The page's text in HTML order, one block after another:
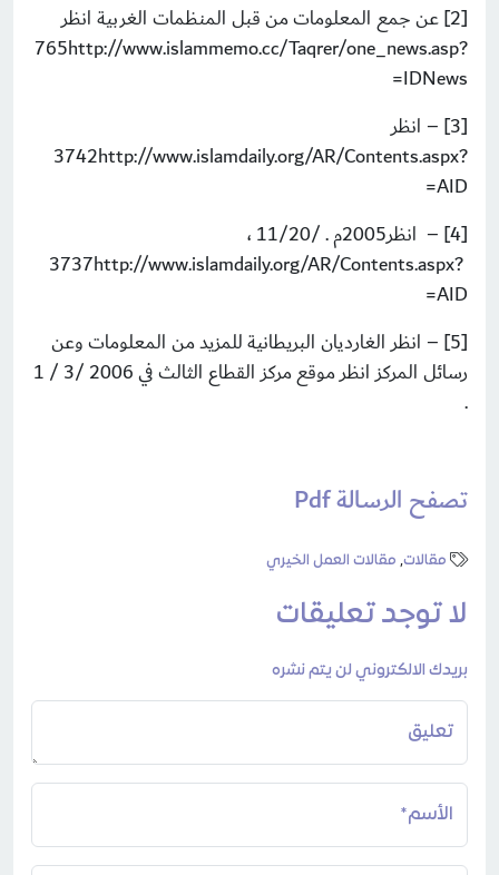
[2] عن جمع المعلومات من قبل المنظمات الغربية انظر
765http://www.islammemo.cc/Taqrer/one_news.asp?
IDNews=
[3] – انظر
3742http://www.islamdaily.org/AR/Contents.aspx?
AID=
[4] – انظر2005م . /11/20 ،
3737http://www.islamdaily.org/AR/Contents.aspx?
AID=
[5] – انظر الغارديان البريطانية للمزيد من المعلومات وعن
رسائل المركز انظر موقع مركز القطاع الثالث في 2006 /3 / 1
.
تصفح الرسالة Pdf
مقالات, مقالات العمل الخيري
لا توجد تعليقات
بريدك الالكتروني لن يتم نشره
تعليق
الأسم*